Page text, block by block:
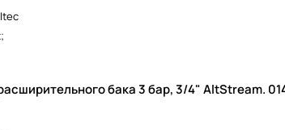
бака 3 бар, 3/4" AltStream.